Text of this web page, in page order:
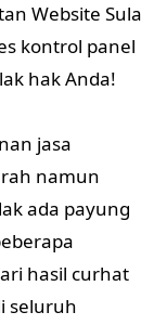
Website Sula
kontrol panel
hak Anda!
jasa
namun
ada payung
hasil curhat
seluruh